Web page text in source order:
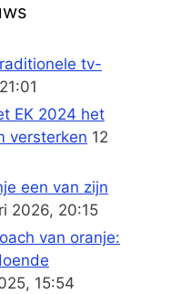
tv-
EK 2024 het
versterken 12
een van zijn
2026, 20:15
van oranje:
15:54